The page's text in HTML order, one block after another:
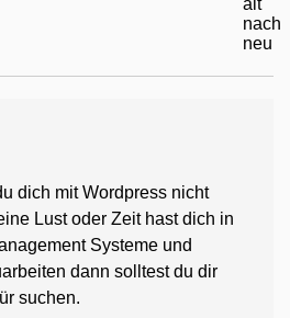
dich mit Wordpress nicht
Lust oder Zeit hast dich in
Systeme und
dann solltest du dir
suchen.